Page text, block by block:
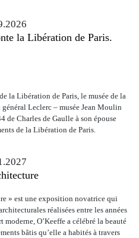
la Libération de Paris.
la Libération de Paris, le musée de la
Leclerc – musée Jean Moulin
de Charles de Gaulle à son épouse
de la Libération de Paris.
» est une exposition novatrice qui
réalisées entre les années
moderne, O’Keeffe a célébré la beauté
bâtis qu’elle a habités à travers